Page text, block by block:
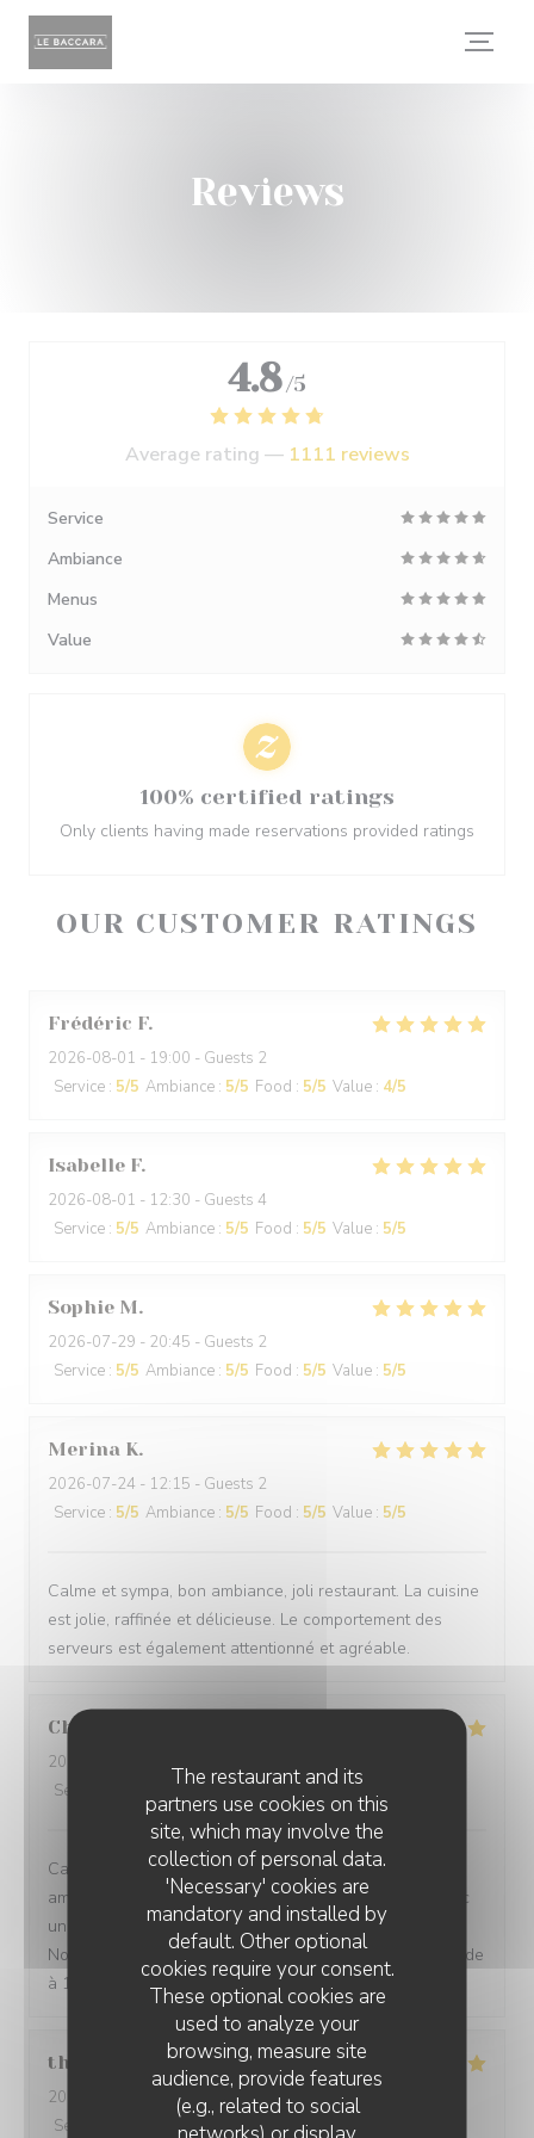
Personalizing your cookie choices
The restaurant and its
partners use cookies on this
site, which may involve the
collection of personal data.
'Necessary' cookies are
mandatory and installed by
default. Other optional
cookies require your consent.
These optional cookies are
used to analyze your
browsing, measure site
audience, provide features
(e.g., related to social
Reviews
OUR CUSTOMER RATINGS
Frédéric F
2026-08-01 - 19:00 - Guests 2
Service : 5/5 Ambiance : 5/5 Food : 5/5 Value : 4/5
Isabelle F
2026-08-01 - 12:30 - Guests 4
Service : 5/5 Ambiance : 5/5 Food : 5/5 Value : 5/5
Sophie M
2026-07-29 - 20:45 - Guests 2
Service : 5/5 Ambiance : 5/5 Food : 5/5 Value : 5/5
Merina K
2026-07-24 - 12:15 - Guests 2
Service : 5/5 Ambiance : 5/5 Food : 5/5 Value : 5/5
Calme et sympa, bon ambiance, joli restaurant. La cuisine
est jolie, raffinée et délicieuse. Le comportement des
serveurs est également attentionné et agréable.
Chevalier
2026-07-27
Service
Ambiance : 5 /5 Food:5/5 Value :
Cadre très agréable, accueil discret et chaleureux,
amabilité du serveur, repas excellent et savoureux avec
une touche d'originalité et une excellente présentation.
Nous sommes enchantées de notre choix. Je recommande
à 100/100. Merci
thurl
2026-07-16
- 19:00 - Guests 2
Service
Ambiance:5/5 Food :5/5 Value
4.8 /5
Average rating — 1111 reviews
Service
Ambiance
Menus
Value
100% certified ratings
Only clients having made reservations provided ratings